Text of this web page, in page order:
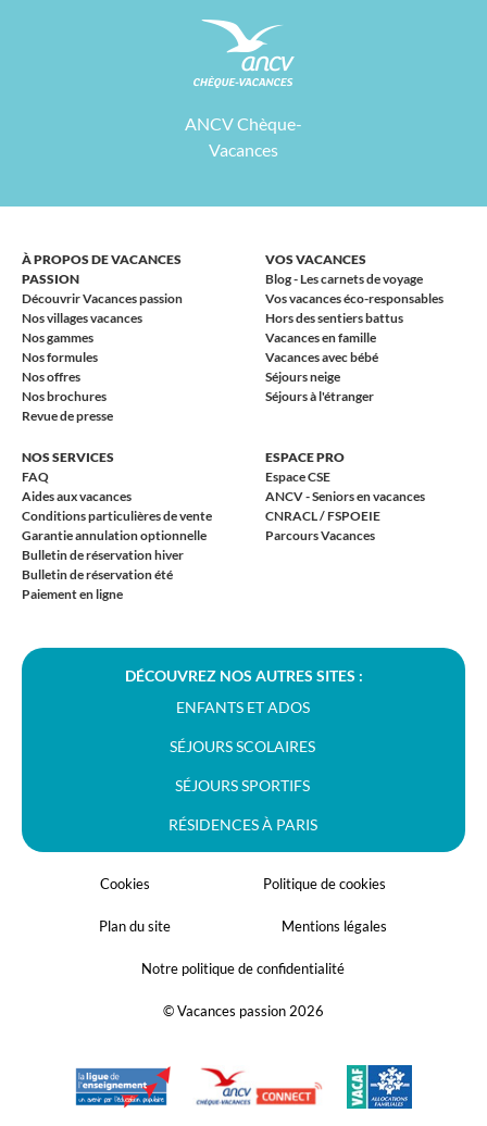
ANCV Chèque-
Vacances
À PROPOS DE VACANCES
PASSION
Découvrir Vacances passion
Nos villages vacances
Nos gammes
Nos formules
Nos offres
Nos brochures
Revue de presse
VOS VACANCES
Blog - Les carnets de voyage
Vos vacances éco-responsables
Hors des sentiers battus
Vacances en famille
Vacances avec bébé
Séjours neige
Séjours à l'étranger
NOS SERVICES
FAQ
Aides aux vacances
Conditions particulières de vente
Garantie annulation optionnelle
Bulletin de réservation hiver
Bulletin de réservation été
Paiement en ligne
ESPACE PRO
Espace CSE
ANCV - Seniors en vacances
CNRACL / FSPOEIE
Parcours Vacances
DÉCOUVREZ NOS AUTRES SITES :
ENFANTS ET ADOS
SÉJOURS SCOLAIRES
SÉJOURS SPORTIFS
RÉSIDENCES À PARIS
Cookies Politique de cookies
Plan du site Mentions légales
Notre politique de confidentialité
© Vacances passion 2026